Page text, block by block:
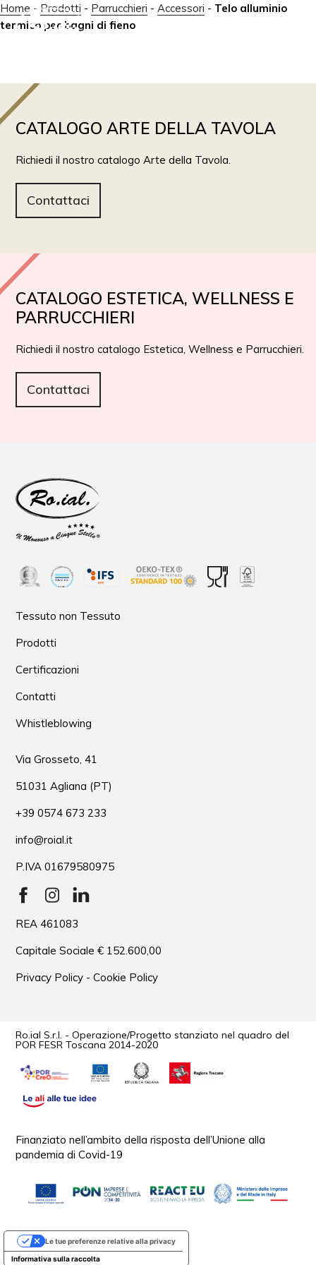
Home - Prodotti - Parrucchieri - Accessori - Telo alluminio
termico per bagni di fieno
CATALOGO ARTE DELLA TAVOLA
Richiedi il nostro catalogo Arte della Tavola.
Contattaci
CATALOGO ESTETICA, WELLNESS E
PARRUCCHIERI
Richiedi il nostro catalogo Estetica, Wellness e Parrucchieri.
Contattaci
Via Grosseto, 41
51031 Agliana (PT)
+39 0574 673 233
info@roial.it
P.IVA 01679580975
REA 461083
Capitale Sociale € 152.600,00
Privacy Policy -Cookie Policy
Tessuto non Tessuto
Prodotti
Certificazioni
Contatti
Whistleblowing
Ro.ial S.r.l. - Operazione/Progetto stanziato nel quadro del
POR FESR Toscana 2014-2020
Finanziato nell’ambito della risposta dell’Unione alla
pandemia di Covid-19
Informativa sulla raccolta
Le tue preferenze relative alla privacy